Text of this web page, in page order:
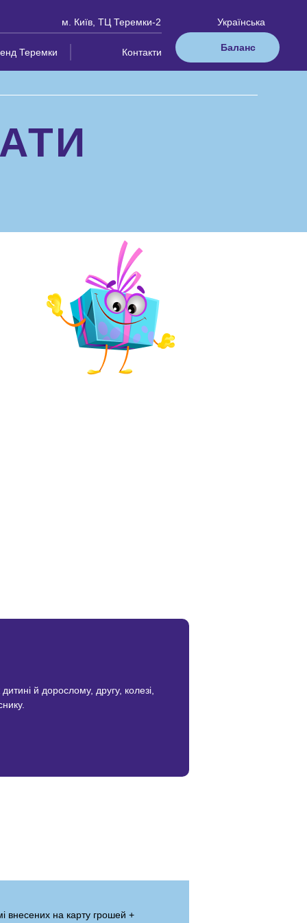
м. Київ, ТЦ Теремки-2 Українська
Теремки Контакти Баланс
й дорослому, другу, колезі,
внесених на карту грошей +